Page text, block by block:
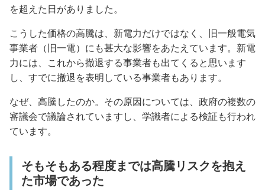
を超えた日がありました。
こうした価格の高騰は、新電力だけではなく、旧一般電気
事業者（旧一電）にも甚大な影響をあたえています。新電
力には、これから撤退する事業者も出てくると思います
し、すでに撤退を表明している事業者もあります。
なぜ、高騰したのか。その原因については、政府の複数の
審議会で議論されていますし、学識者による検証も行われ
ています。
そもそもある程度までは高騰リスクを抱え
た市場であった